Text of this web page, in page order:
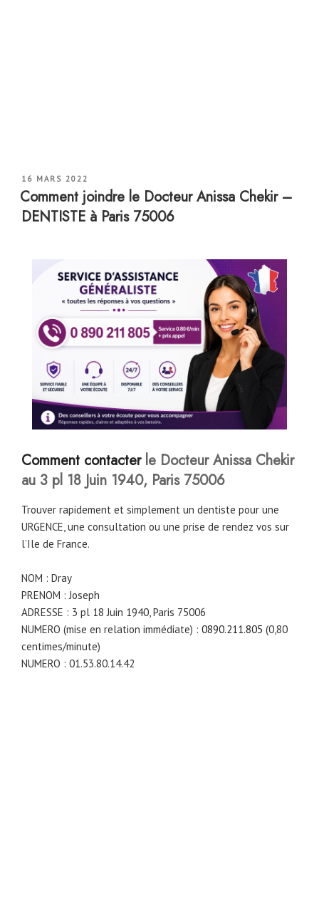
PUBLIÉ
LE
16 MARS 2022
Comment joindre le Docteur Anissa Chekir –
DENTISTE à Paris 75006
Comment contacterle Docteur Anissa Chekir
au 3 pl 18 Juin 1940, Paris 75006
Trouver rapidement et simplement un dentiste pour une
URGENCE, une consultation ou une prise de rendez vos sur
l’Ile de France.
NOM : Dray
PRENOM : Joseph
ADRESSE : 3 pl 18 Juin 1940, Paris 75006
NUMERO (mise en relation immédiate) : 0890.211.805 (0,80
centimes/minute)
NUMERO : 01.53.80.14.42